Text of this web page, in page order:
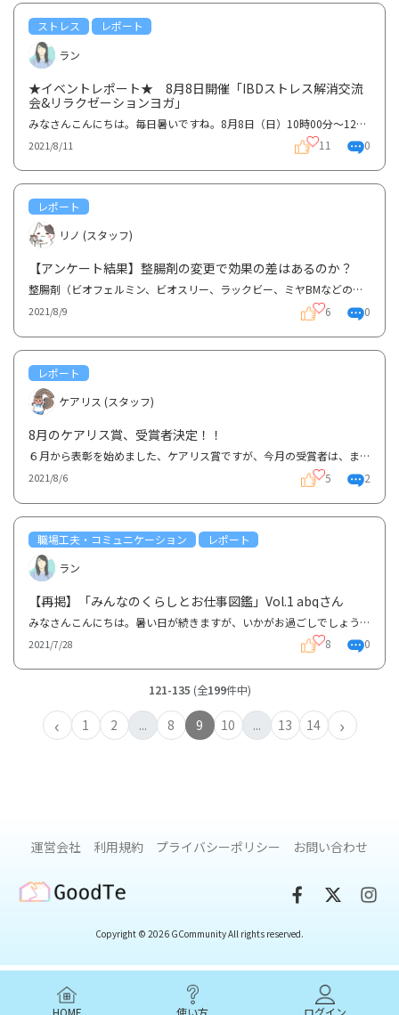
ストレス
レポート
ラン
★イベントレポート★ 8月8日開催「IBDストレス解消交流
会&リラクゼーションヨガ」
みなさんこんにちは。毎日暑いですね。8月8日（日）10時00分～12時00分に行われた、IBD患者会「大阪IBD...
2021/8/11 11 0
レポート
リノ (スタッフ)
【アンケート結果】整腸剤の変更で効果の差はあるのか？
整腸剤（ビオフェルミン、ビオスリー、ラックビー、ミヤBMなどの処方薬）を変えると効果の差を感じたこ...
2021/8/9 6 0
レポート
ケアリス (スタッフ)
8月のケアリス賞、受賞者決定！！
６月から表彰を始めました、ケアリス賞ですが、今月の受賞者は、ままさん、いぶきさん、あれいさんの３...
2021/8/6 5 2
職場工夫・コミュニケーション
レポート
ラン
【再掲】「みんなのくらしとお仕事図鑑」Vol.1 abqさん
みなさんこんにちは。暑い日が続きますが、いかがお過ごしでしょうか。さて、Gコミュの就労関連コンテン...
2021/7/28 8 0
121-135 (全199件中)
‹ 1 2 ... 8 9 10 ... 13 14 ›
HOME 使い方 ログイン
運営会社 利用規約 プライバシーポリシー お問い合わせ
GoodTe
Copyright © 2026 GCommunity All rights reserved.